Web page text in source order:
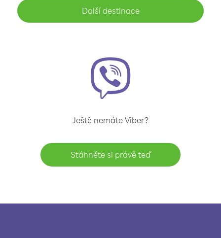
Další destinace
Ještě nemáte Viber?
Stáhněte si právě teď